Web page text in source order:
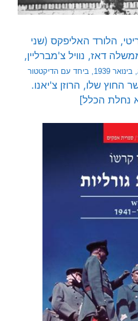
הלורד האליפקס (שני
דאז, נוויל צ'מברליין,
באופרה של רומא, בינואר 1939, ביחד עם הדיקטטור
החוץ שלו, הרוזן צ'יאנו.
נחלת הכלל]